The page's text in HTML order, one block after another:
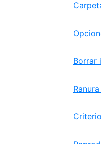
Borrar